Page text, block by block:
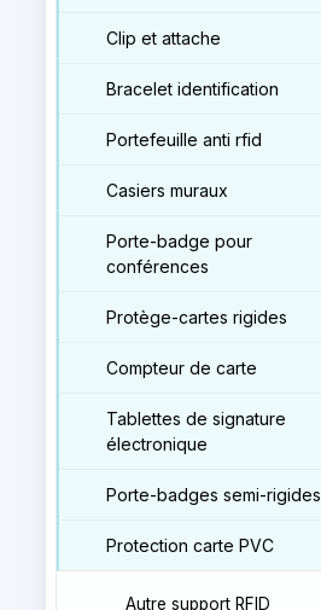
Clip et attache
Bracelet identification
Portefeuille anti rfid
Casiers muraux
Porte-badge pour
conférences
Protège-cartes rigides
Compteur de carte
Tablettes de signature
électronique
Porte-badges semi-rigides
Protection carte PVC
Autre support RFID